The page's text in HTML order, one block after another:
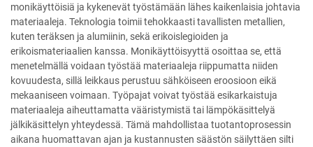
monikäyttöisiä ja kykenevät työstämään lähes kaikenlaisia johtavia
materiaaleja. Teknologia toimii tehokkaasti tavallisten metallien,
kuten teräksen ja alumiinin, sekä erikoislegioiden ja
erikoismateriaalien kanssa. Monikäyttöisyyttä osoittaa se, että
menetelmällä voidaan työstää materiaaleja riippumatta niiden
kovuudesta, sillä leikkaus perustuu sähköiseen eroosioon eikä
mekaaniseen voimaan. Työpajat voivat työstää esikarkaistuja
materiaaleja aiheuttamatta vääristymistä tai lämpökäsittelyä
jälkikäsittelyn yhteydessä. Tämä mahdollistaa tuotantoprosessin
aikana huomattavan ajan ja kustannusten säästön säilyttäen silti